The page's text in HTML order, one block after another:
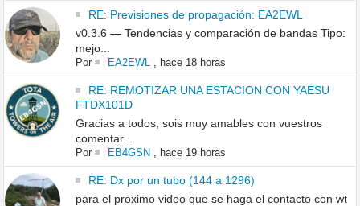
RE: Previsiones de propagación: EA2EWL
v0.3.6 — Tendencias y comparación de bandas Tipo:
mejo...
Por EA2EWL hace 18 horas
RE: REMOTIZAR UNA ESTACION CON YAESU
FTDX101D
Gracias a todos, sois muy amables con vuestros
comentar...
Por EB4GSN, hace 19 horas
RE: Dx por un tubo (144 a 1296)
para el proximo video que se haga el contacto con wt